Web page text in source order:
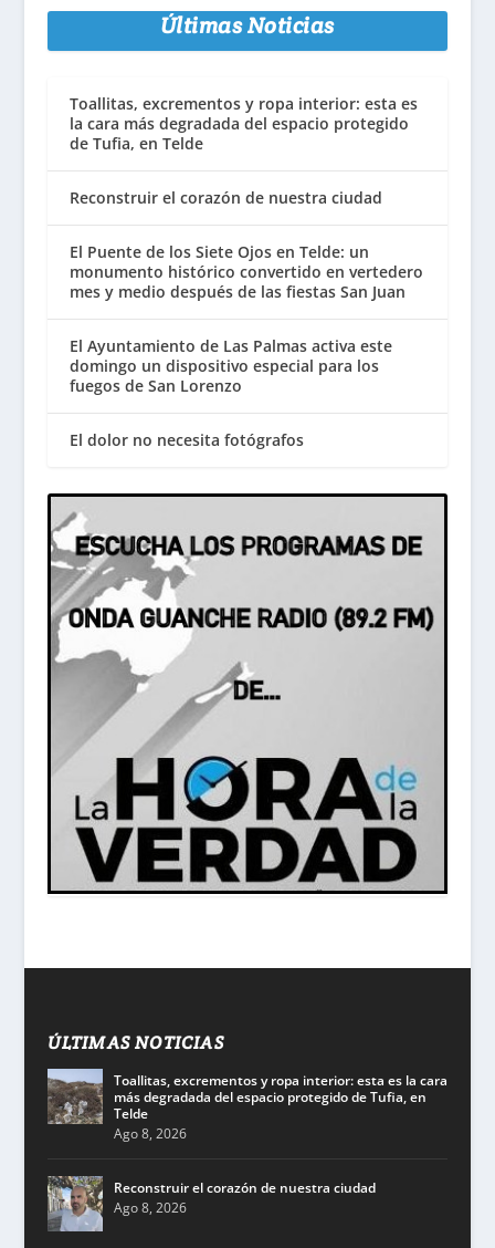
Últimas Noticias
Toallitas, excrementos y ropa interior: esta es
la cara más degradada del espacio protegido
de Tufia, en Telde
Reconstruir el corazón de nuestra ciudad
El Puente de los Siete Ojos en Telde: un
monumento histórico convertido en vertedero
mes y medio después de las fiestas San Juan
El Ayuntamiento de Las Palmas activa este
domingo un dispositivo especial para los
fuegos de San Lorenzo
El dolor no necesita fotógrafos
ÚLTIMAS NOTICIAS
Toallitas, excrementos y ropa interior: esta es la cara
más degradada del espacio protegido de Tufia, en
Telde
Ago 8, 2026
Reconstruir el corazón de nuestra ciudad
Ago 8, 2026